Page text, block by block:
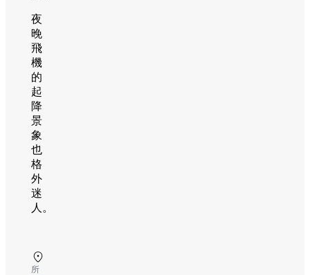
夜
晚
飛
機
的
起
降
景
象
也
格
外
迷
人。
所